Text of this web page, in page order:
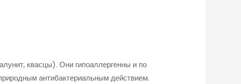
квасцы). Они гипоаллергенны и по
антибактериальным действием.